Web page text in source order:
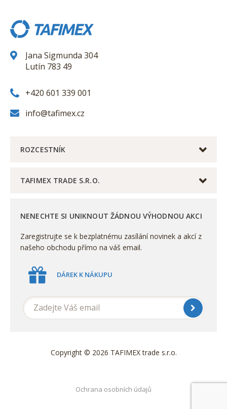
Jana Sigmunda 304
Lutín 783 49
+420 601 339 001
info@tafimex.cz
ROZCESTNÍK
TAFIMEX TRADE S.R.O.
NENECHTE SI UNIKNOUT ŽÁDNOU VÝHODNOU AKCI
Zaregistrujte se k bezplatnému zasílání novinek a akcí z
našeho obchodu přímo na váš email.
DÁREK K NÁKUPU
Copyright © 2026 TAFIMEX trade s.r.o.
Ochrana osobních údajů